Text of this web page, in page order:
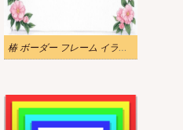
椿 ボーダー フレーム イラスト